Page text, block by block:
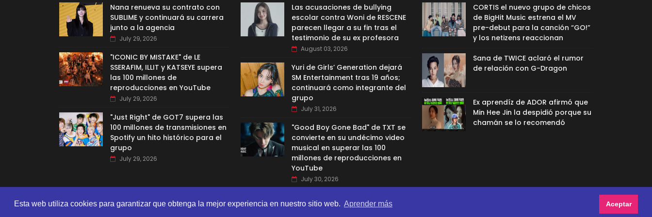
Esta web utiliza cookies para garantizar que obtenga la mejor experiencia en nuestro sitio web. Aprender más Aceptar
Nana renueva su contrato con
SUBLIME y continuará su carrera
junto a la agencia
July 29, 2026
"ICONIC BY MISTAKE" de LE
SSERAFIM, ILLIT y KATSEYE supera
las 100 millones de
reproducciones en YouTube
July 29, 2026
"Just Right" de GOT7 supera las
100 millones de transmisiones en
Spotify un hito histórico para el
grupo
July 29, 2026
Las acusaciones de bullying
escolar contra Woni de RESCENE
parecen llegar a su fin tras el
testimonio de su ex profesora
August 03, 2026
Yuri de Girls’ Generation dejará
SM Entertainment tras 19 años;
continuará como integrante del
grupo
July 31, 2026
"Good Boy Gone Bad" de TXT se
convierte en su undécimo video
musical en superar las 100
millones de reproducciones en
YouTube
July 30, 2026
CORTIS el nuevo grupo de chicos
de BigHit Music estrena el MV
pre-debut para la canción “GO!”
y los netizens reaccionan
Sana de TWICE aclaró el rumor
de relación con G-Dragon
Ex aprendíz de ADOR afirmó que
Min Hee Jin la despidió porque su
chamán se lo recomendó
SORATEMPLATES | DISTRIBUTED BY GOOYAABI TEMPLATES